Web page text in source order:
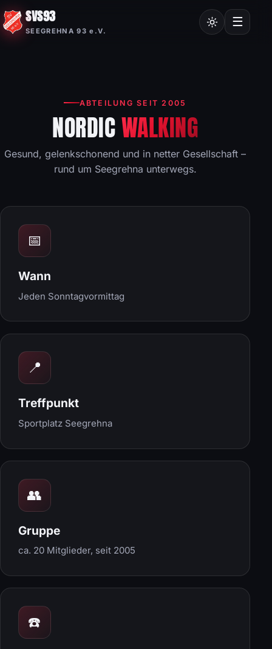
SVS93
SEEGREHNA 93 e.V.
Chroniken
Burgstalllauf
☰
ABTEILUNG SEIT 2005
NORDICWALKING
Gesund, gelenkschonend und in netter Gesellschaft –
rund um Seegrehna unterwegs.
📅
Wann
Jeden Sonntagvormittag
📍
Treffpunkt
Sportplatz Seegrehna
👥
Gruppe
ca. 20 Mitglieder, seit 2005
☎️